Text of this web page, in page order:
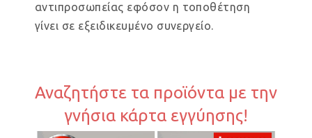
αντιπροσωπείας εφόσον η τοποθέτηση
γίνει σε εξειδικευμένο συνεργείο.
Αναζητήστε τα προϊόντα με την
γνήσια κάρτα εγγύησης!